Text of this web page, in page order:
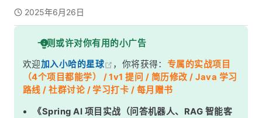
2025年6月26日
一则或许对你有用的小广告
欢迎加入小哈的星球 ，你将获得： 专属的实战项目
（4个项目都能学） / 1v1 提问 / 简历修改 / Java 学习
路线 / 社群讨论 / 学习打卡 / 每月赠书
《Spring AI 项目实战（问答机器人、RAG 智能客